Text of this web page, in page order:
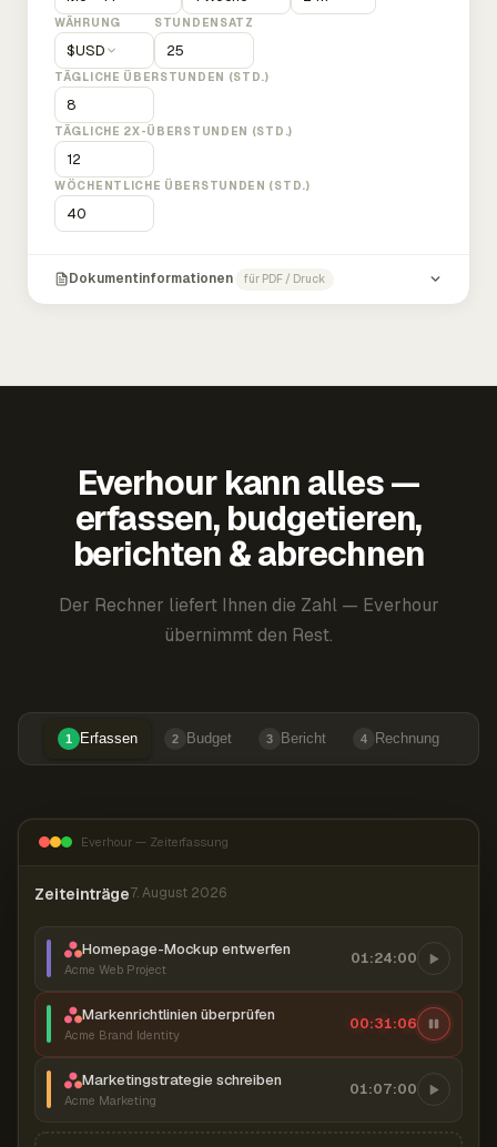
WÄHRUNG
$USD
STUNDENSATZ
TÄGLICHE ÜBERSTUNDEN (STD.)
TÄGLICHE 2X-ÜBERSTUNDEN (STD.)
WÖCHENTLICHE ÜBERSTUNDEN (STD.)
Dokumentinformationen für PDF / Druck
Everhour kann alles —
erfassen, budgetieren,
berichten & abrechnen
Der Rechner liefert Ihnen die Zahl — Everhour
übernimmt den Rest.
1 Erfassen 2 Budget 3 Bericht 4 Rechnung
Everhour — Zeiterfassung
Zeiteinträge7. August 2026
Homepage-Mockup entwerfen
Acme Web Project
01:24:00
Markenrichtlinien überprüfen
Acme Brand Identity
00:31:07
Marketingstrategie schreiben
Acme Marketing
01:07:00